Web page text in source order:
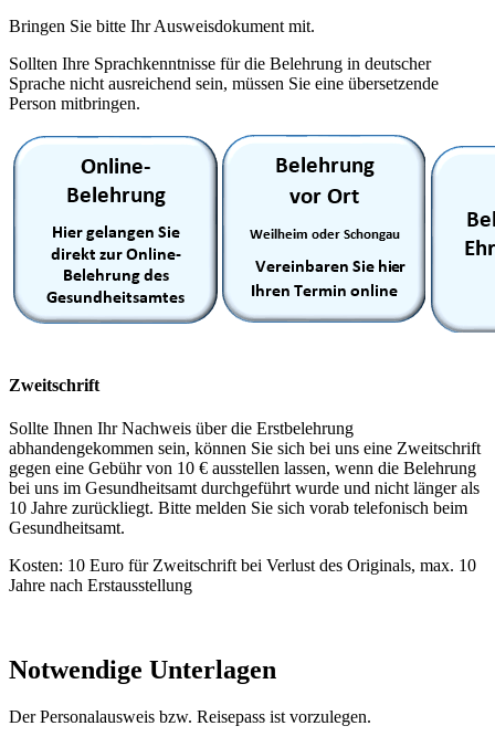
Bringen Sie bitte Ihr Ausweisdokument mit.
Sollten Ihre Sprachkenntnisse für die Belehrung in deutscher
Sprache nicht ausreichend sein, müssen Sie eine übersetzende
Person mitbringen.
Zweitschrift
Sollte Ihnen Ihr Nachweis über die Erstbelehrung
abhandengekommen sein, können Sie sich bei uns eine Zweitschrift
gegen eine Gebühr von 10 € ausstellen lassen, wenn die Belehrung
bei uns im Gesundheitsamt durchgeführt wurde und nicht länger als
10 Jahre zurückliegt. Bitte melden Sie sich vorab telefonisch beim
Gesundheitsamt.
Kosten: 10 Euro für Zweitschrift bei Verlust des Originals, max. 10
Jahre nach Erstausstellung
Notwendige Unterlagen
Der Personalausweis bzw. Reisepass ist vorzulegen.